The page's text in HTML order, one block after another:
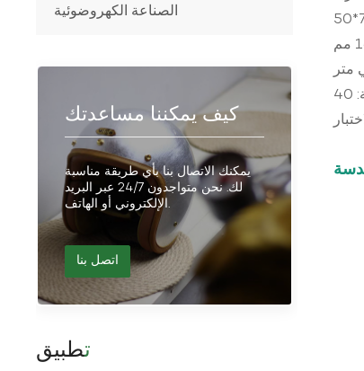
الصناعة الكهروضوئية
كيف يمكننا مساعدتك
يمكنك الاتصال بنا بأي طريقة مناسبة
لك. نحن متواجدون 24/7 عبر البريد
الإلكتروني أو الهاتف.
اتصل بنا
تطبيق